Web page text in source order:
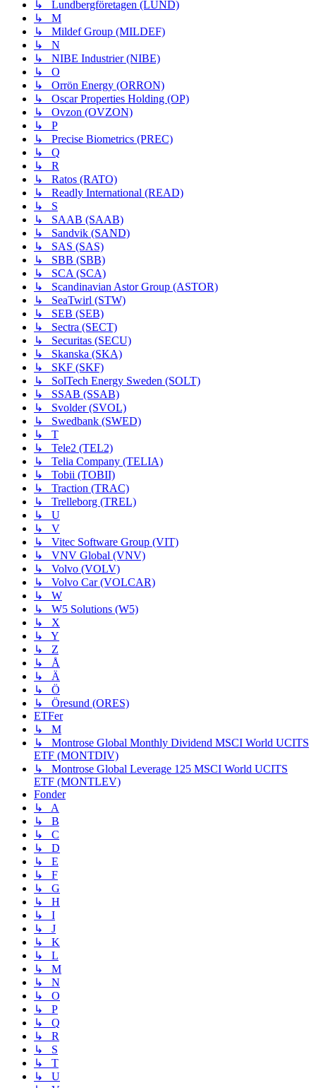
↳ Lundbergföretagen (LUND)
↳ M
↳ Mildef Group (MILDEF)
↳ N
↳ NIBE Industrier (NIBE)
↳ O
↳ Orrön Energy (ORRON)
↳ Oscar Properties Holding (OP)
↳ Ovzon (OVZON)
↳ P
↳ Precise Biometrics (PREC)
↳ Q
↳ R
↳ Ratos (RATO)
↳ Readly International (READ)
↳ S
↳ SAAB (SAAB)
↳ Sandvik (SAND)
↳ SAS (SAS)
↳ SBB (SBB)
↳ SCA (SCA)
↳ Scandinavian Astor Group (ASTOR)
↳ SeaTwirl (STW)
↳ SEB (SEB)
↳ Sectra (SECT)
↳ Securitas (SECU)
↳ Skanska (SKA)
↳ SKF (SKF)
↳ SolTech Energy Sweden (SOLT)
↳ SSAB (SSAB)
↳ Svolder (SVOL)
↳ Swedbank (SWED)
↳ T
↳ Tele2 (TEL2)
↳ Telia Company (TELIA)
↳ Tobii (TOBII)
↳ Traction (TRAC)
↳ Trelleborg (TREL)
↳ U
↳ V
↳ Vitec Software Group (VIT)
↳ VNV Global (VNV)
↳ Volvo (VOLV)
↳ Volvo Car (VOLCAR)
↳ W
↳ W5 Solutions (W5)
↳ X
↳ Y
↳ Z
↳ Å
↳ Ä
↳ Ö
↳ Öresund (ORES)
ETFer
↳ M
↳ Montrose Global Monthly Dividend MSCI World UCITS
ETF (MONTDIV)
↳ Montrose Global Leverage 125 MSCI World UCITS
ETF (MONTLEV)
Fonder
↳ A
↳ B
↳ C
↳ D
↳ E
↳ F
↳ G
↳ H
↳ I
↳ J
↳ K
↳ L
↳ M
↳ N
↳ O
↳ P
↳ Q
↳ R
↳ S
↳ T
↳ U